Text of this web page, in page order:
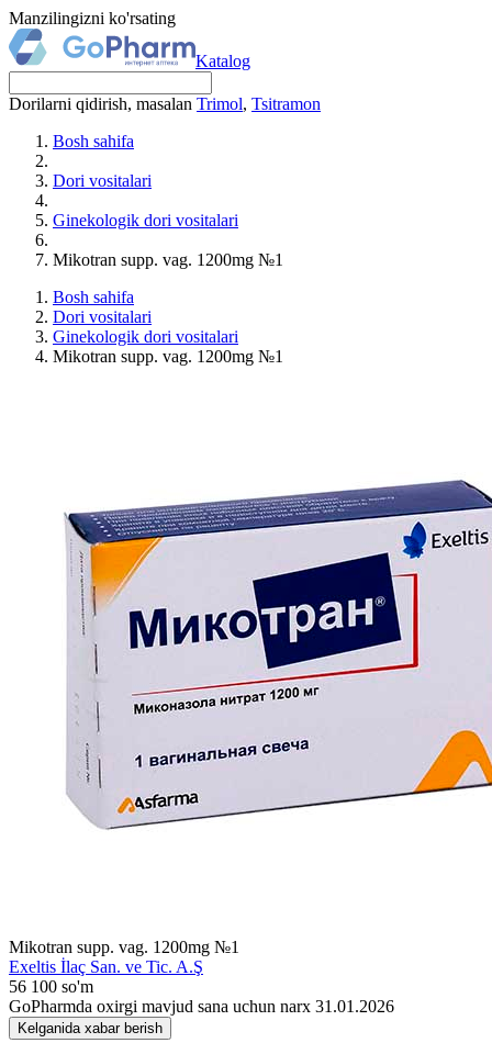
Manzilingizni ko'rsating
Katalog
Dorilarni qidirish, masalan Trimol, Tsitramon
Bosh sahifa
Dori vositalari
Ginekologik dori vositalari
Mikotran supp. vag. 1200mg №1
Bosh sahifa
Dori vositalari
Ginekologik dori vositalari
Mikotran supp. vag. 1200mg №1
Mikotran supp. vag. 1200mg №1
Exeltis İlaç San. ve Tic. A.Ş
56 100 so'm
GoPharmda oxirgi mavjud sana uchun narx 31.01.2026
Kelganida xabar berish